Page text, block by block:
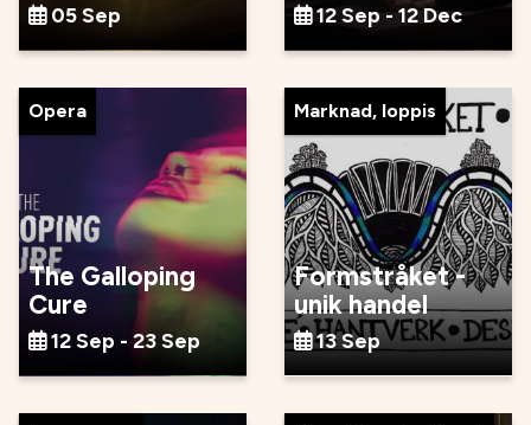
05 Sep 12 Sep - 12 Dec
Opera
The Galloping
Cure
12 Sep - 23 Sep
Marknad, loppis
Formstråket -
unik handel
13 Sep